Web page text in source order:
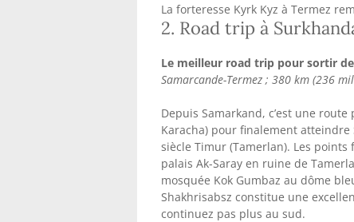
La forteresse Kyrk Kyz à Termez
2. Road trip à
Le meilleur road trip pour sortir
Samarcande-Termez ; 380 km (236
Depuis Samarkand, c’est une
Karacha) pour finalement atteindre
siècle Timur (Tamerlan). Les
palais Ak-Saray en ruine de
mosquée Kok Gumbaz au dôme
Shakhrisabsz constitue une
continuez pas plus au sud.